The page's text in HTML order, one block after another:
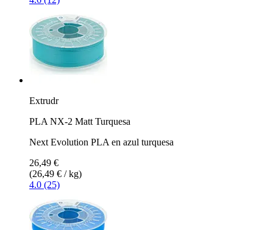
Extrudr
PLA NX-2 Matt Turquesa
Next Evolution PLA en azul turquesa
26,49 €
(26,49 € / kg)
4.0 (25)